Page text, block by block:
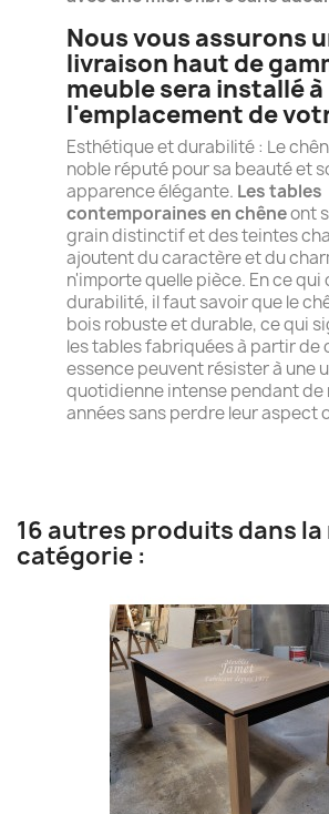
Nous vous assurons
livraison haut de
meuble sera installé à
l'emplacement de
Esthétique et durabilité : Le
noble réputé pour sa beauté et
apparence élégante. Les tables
contemporaines en chêneont
grain distinctif et des teintes
ajoutent du caractère et du
n'importe quelle pièce. En ce qui
durabilité, il faut savoir que le
bois robuste et durable, ce qui
les tables fabriquées à partir de
essence peuvent résister à une
quotidienne intense pendant de
années sans perdre leur aspect
16 autres produits dans la
catégorie :